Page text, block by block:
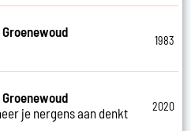
Groenewoud
1983
Groenewoud
je nergens aan denkt
2020